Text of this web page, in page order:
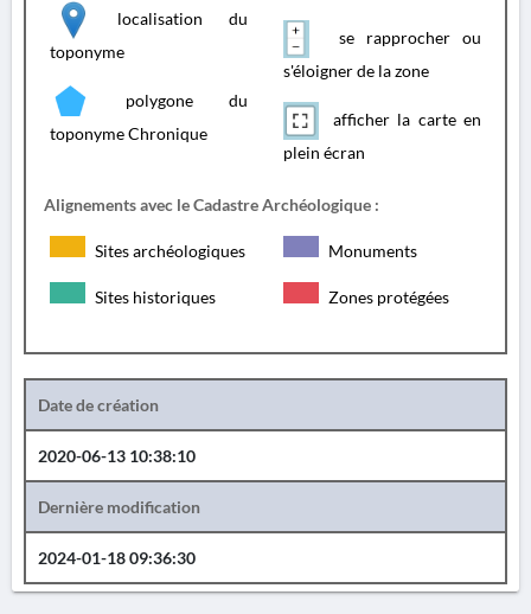
localisation du
toponyme
polygone du
toponyme Chronique
se rapprocher ou
s'éloigner de la zone
afficher la carte en
plein écran
Alignements avec le Cadastre Archéologique :
Sites archéologiques Monuments
Sites historiques Zones protégées
Date de création
2020-06-13 10:38:10
Dernière modification
2024-01-18 09:36:30